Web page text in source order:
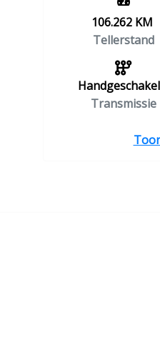
106.262 KM
Tellerstand
Transmissie